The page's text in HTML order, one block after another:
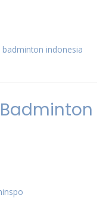
badminton indonesia